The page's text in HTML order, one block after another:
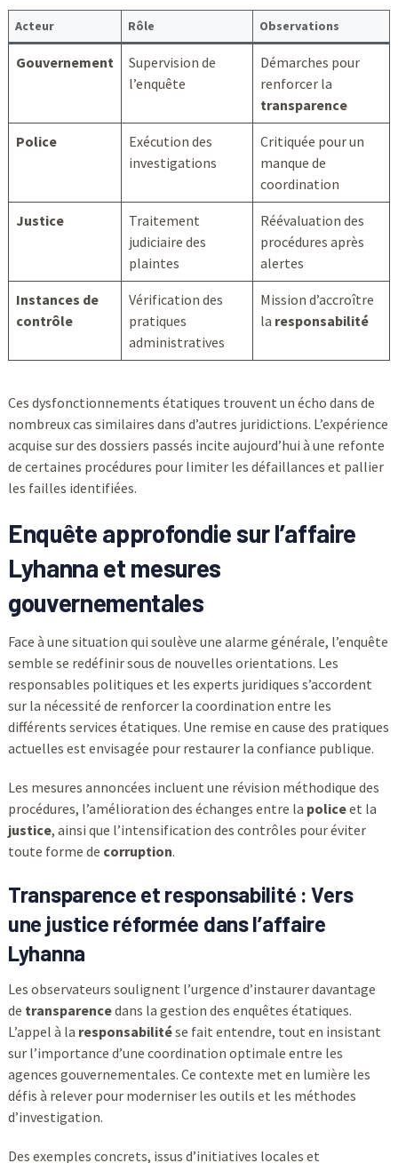
Acteur Rôle Observations
Gouvernement
Supervision de
l’enquête
Démarches pour
renforcer la
transparence
Police
Exécution des
investigations
Critiquée pour un
manque de
coordination
Justice
Traitement
judiciaire des
plaintes
Réévaluation des
procédures après
alertes
Instances de
contrôle
Vérification des
pratiques
administratives
Mission d’accroître
la responsabilité
Ces dysfonctionnements étatiques trouvent un écho dans de
nombreux cas similaires dans d’autres juridictions. L’expérience
acquise sur des dossiers passés incite aujourd’hui à une refonte
de certaines procédures pour limiter les défaillances et pallier
les failles identifiées.
Enquête approfondie sur l’affaire
Lyhanna et mesures
gouvernementales
Face à une situation qui soulève une alarme générale, l’enquête
semble se redéfinir sous de nouvelles orientations. Les
responsables politiques et les experts juridiques s’accordent
sur la nécessité de renforcer la coordination entre les
différents services étatiques. Une remise en cause des pratiques
actuelles est envisagée pour restaurer la confiance publique.
Les mesures annoncées incluent une révision méthodique des
procédures, l’amélioration des échanges entre la policeet la
justice, ainsi que l’intensification des contrôles pour éviter
toute forme de corruption.
Transparence et responsabilité : Vers
une justice réformée dans l’affaire
Lyhanna
Les observateurs soulignent l’urgence d’instaurer davantage
de transparencedans la gestion des enquêtes étatiques.
L’appel à la responsabilitése fait entendre, tout en insistant
sur l’importance d’une coordination optimale entre les
agences gouvernementales. Ce contexte met en lumière les
défis à relever pour moderniser les outils et les méthodes
d’investigation.
Des exemples concrets, issus d’initiatives locales et